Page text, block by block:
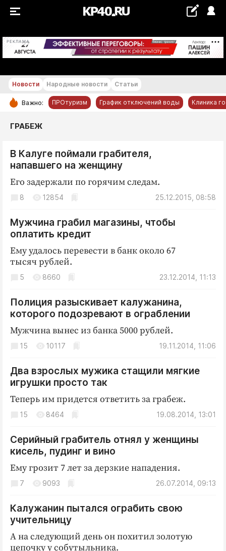
РЕКЛАМА +17...+18 °С
РУБРИКИ
Новости компаний
Народные новости
Авто и транспорт
Благоустройство
Криминал
Культура
Недвижимость и ЖКХ
Образование
Погода
Экономика и бизнес
ПРОЕКТЫ
Блоги
Медиаперсона
Интересное чтиво
Клиника года
Бренд года
Новости Народные новости Статьи
Важно: ПРОтуризм График отключений воды Клиника
ГРАБЕЖ
В Калуге поймали грабителя,
напавшего на женщину
Его задержали по горячим следам.
25.12.2015, 08:58
8 12854
Мужчина грабил магазины, чтобы
оплатить кредит
Ему удалось перевести в банк около 67
тысяч рублей.
23.12.2014, 11:13
5 8660
Полиция разыскивает калужанина,
которого подозревают в ограблении
Мужчина вынес из банка 5000 рублей.
19.11.2014, 11:06
15 10117
Два взрослых мужика стащили мягкие
игрушки просто так
Теперь им придется ответить за грабеж.
19.08.2014, 13:01
15 8464
Серийный грабитель отнял у женщины
кисель, пудинг и вино
Ему грозит 7 лет за дерзкие нападения.
26.07.2014, 09:13
7 9093
Калужанин пытался ограбить свою
учительницу
А на следующий день он похитил золотую
цепочку у собутыльника.